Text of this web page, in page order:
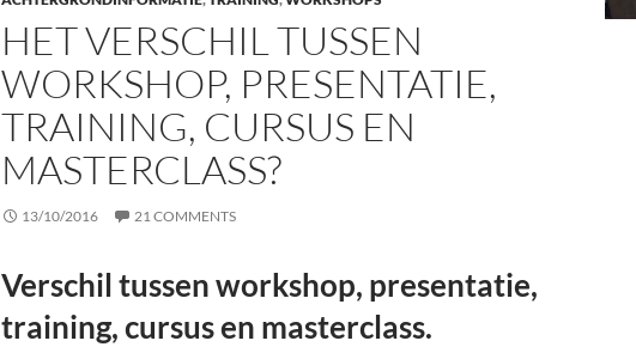
HET VERSCHIL TUSSEN
WORKSHOP, PRESENTATIE,
TRAINING, CURSUS EN
MASTERCLASS?
13/10/2016 21 COMMENTS
Verschil tussen workshop, presentatie,
training, cursus en masterclass.